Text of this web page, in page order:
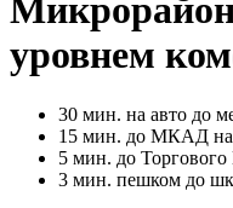
уровнем
30 мин. на авто до
15 мин. до МКАД на
5 мин. до Торгового
3 мин. пешком до